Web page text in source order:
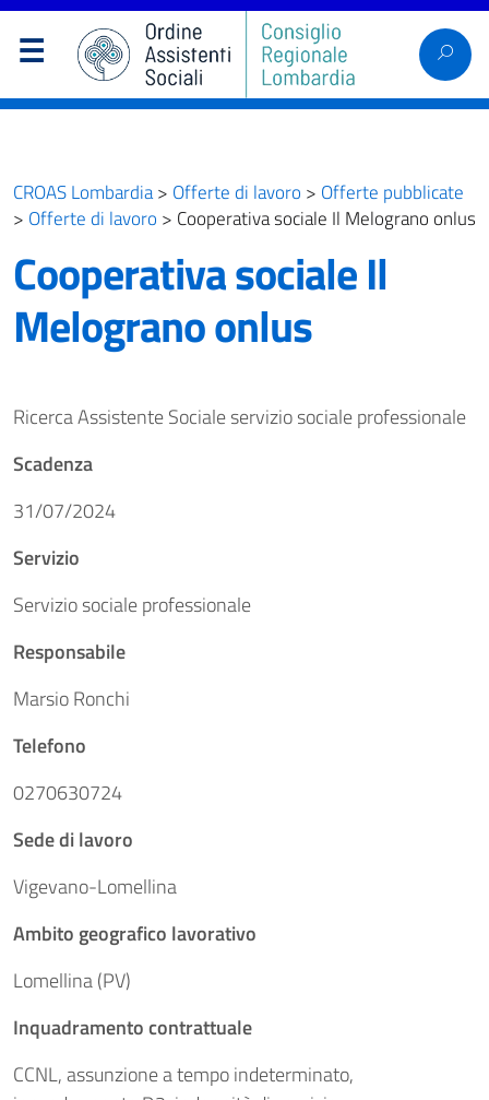
CROAS Lombardia> Offerte di lavoro > Offerte pubblicate
> Offerte di lavoro > Cooperativa sociale Il Melograno onlus
Cooperativa sociale Il
Melograno onlus
Ricerca Assistente Sociale servizio sociale professionale
Scadenza
31/07/2024
Servizio
Servizio sociale professionale
Responsabile
Marsio Ronchi
Telefono
0270630724
Sede di lavoro
Vigevano-Lomellina
Ambito geografico lavorativo
Lomellina (PV)
Inquadramento contrattuale
CCNL, assunzione a tempo indeterminato,